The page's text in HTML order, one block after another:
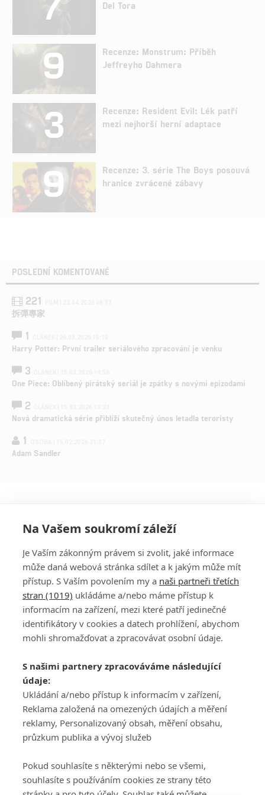
Del Tora
9
Recenze: Monstrum: Příběh
Jeffreyho Dahmera
3
Recenze: Resident Evil: Lék patří
mezi nejhorší herní adaptace
9
Recenze: 3. série The Boys posouvá
hranice zvrácené zábavy
POSLEDNÍ KOMENTOVANÉ
221
拆彈專家
1
Harry Potter: První trailer seriálového zpracování je venku
3
One Piece: Oblíbený pirátský seriál je zpátky s novými epizodami
2
Nová dramatická série přiblíží skutečný únos letadla teroristy
1
Adam Sandler
PŘIHLÁSIT
REGISTROVAT
DISKUZE
Šéfredaktorkou webu jePetr Slavík, e-mailserialy@fandimefilmu.cz
Máte-li zájem o inzerci na našem webu napište nám na e-mail
studio@koncal.com
Ochrana osobních údajů|Zásady používání cookies |Pravidla webu
Upravit nastavení soukromí
Na Vašem soukromí záleží
Je Vaším zákonným právem si zvolit, jaké informace
může daná webová stránka sdílet a k jakým může mít
přístup. S Vaším povolením my a naši partneři třetích
stran (1019) ukládáme a/nebo máme přístup k
informacím na zařízení, mezi které patří jedinečné
identifikátory v cookies a datech prohlížení, abychom
mohli shromažďovat a zpracovávat osobní údaje.
S našimi partnery zpracováváme následující
údaje:
Ukládání a/nebo přístup k informacím v zařízení,
Reklama založená na omezených údajích a měření
reklamy, Personalizovaný obsah, měření obsahu,
průzkum publika a vývoj služeb
Pokud souhlasíte s některými nebo se všemi,
souhlasíte s používáním cookies ze strany této